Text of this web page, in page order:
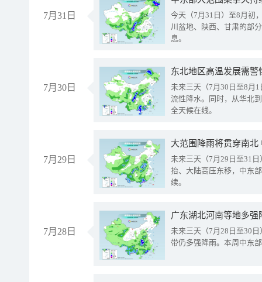
7月31日
今天（7月31日）至8月初
川盆地、陕西、甘肃的部
息。
7月30日
东北地区高温发展需
未来三天（7月30日至8月
流性降水。同时，从华北
全天候在线。
7月29日
大范围降雨将贯穿南
未来三天（7月29日至31
抬、大陆高压东移，中东
续。
7月28日
广东湖北河南等地多
未来三天（7月28日至30
带仍多强降雨。本周中东